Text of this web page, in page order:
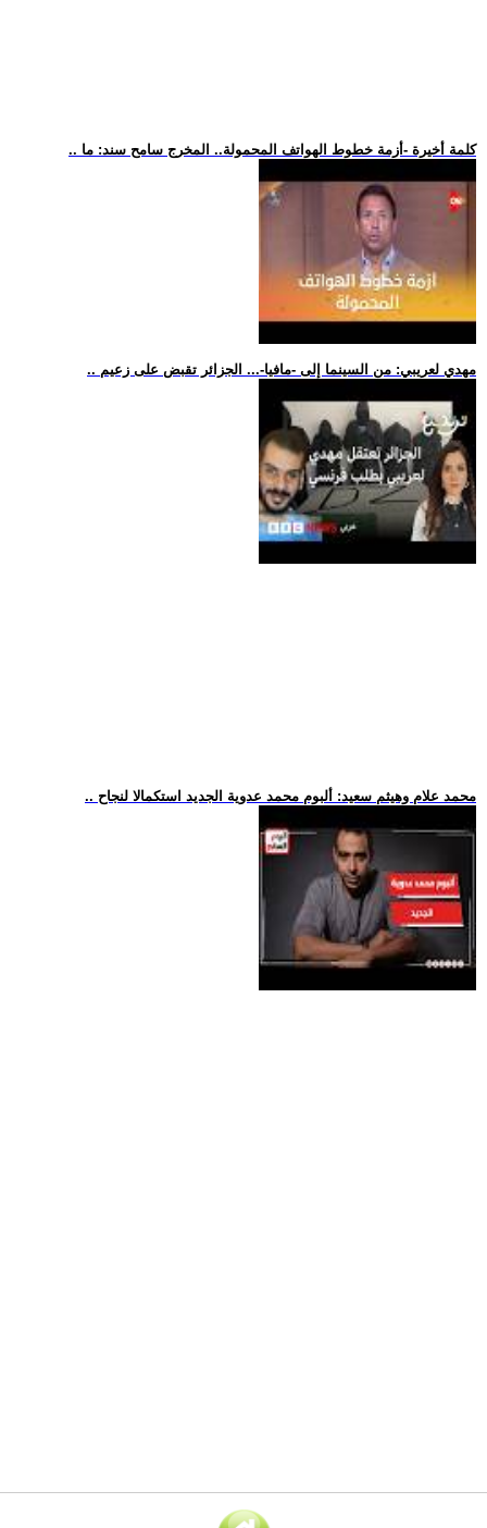
.. كلمة أخيرة -أزمة خطوط الهواتف المحمولة.. المخرج سامح سند: ما
.. مهدي لعريبي: من السينما إلى -مافيا-... الجزائر تقبض على زعيم
.. محمد علام وهيثم سعيد: ألبوم محمد عدوية الجديد استكمالا لنجاح